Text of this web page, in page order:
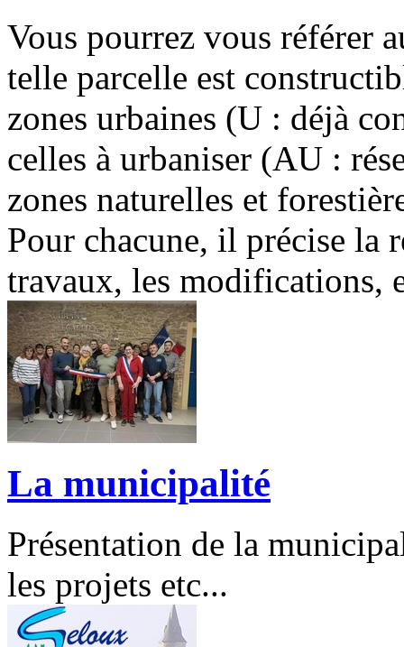
Vous pourrez vous référer
telle parcelle est
zones urbaines (U : déjà
celles à urbaniser (AU :
zones naturelles et
Pour chacune, il précise la
travaux, les modifications,
La municipalité
Présentation de la
les projets etc...